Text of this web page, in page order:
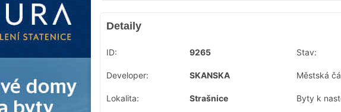
Detaily
ID: 9265 Stav:
Developer: SKANSKA Městská
Lokalita: Strašnice Byty k